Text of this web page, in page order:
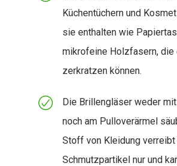
Küchentüchern und
sie enthalten wie
mikrofeine Holzfasern, die
zerkratzen können.
Die Brillengläser weder
noch am Pulloverärmel
Stoff von Kleidung
Schmutzpartikel nur und